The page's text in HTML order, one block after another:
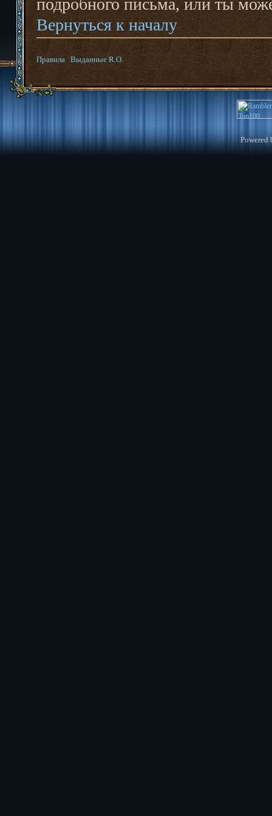
подробного письма, или ты
Вернуться к началу
Правила Выданные R.O.
Powered